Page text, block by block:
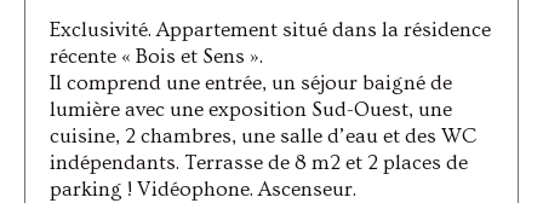
Exclusivité. Appartement situé dans la résidence
récente « Bois et Sens ».
Il comprend une entrée, un séjour baigné de
lumière avec une exposition Sud-Ouest, une
cuisine, 2 chambres, une salle d’eau et des WC
indépendants. Terrasse de 8 m2 et 2 places de
parking ! Vidéophone. Ascenseur.